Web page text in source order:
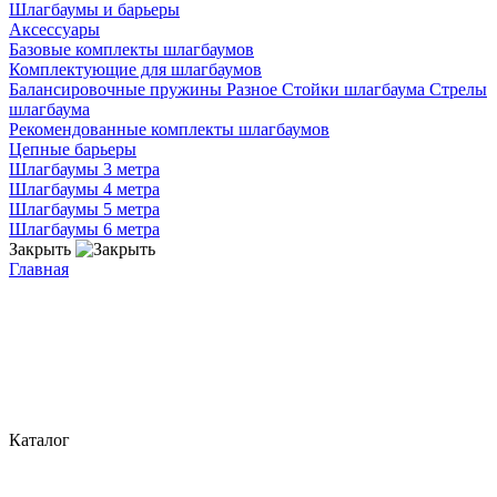
Шлагбаумы и барьеры
Аксессуары
Базовые комплекты шлагбаумов
Комплектующие для шлагбаумов
Балансировочные пружины Разное Стойки шлагбаума Стрелы
шлагбаума
Рекомендованные комплекты шлагбаумов
Цепные барьеры
Шлагбаумы 3 метра
Шлагбаумы 4 метра
Шлагбаумы 5 метра
Шлагбаумы 6 метра
Закрыть
Главная
Каталог